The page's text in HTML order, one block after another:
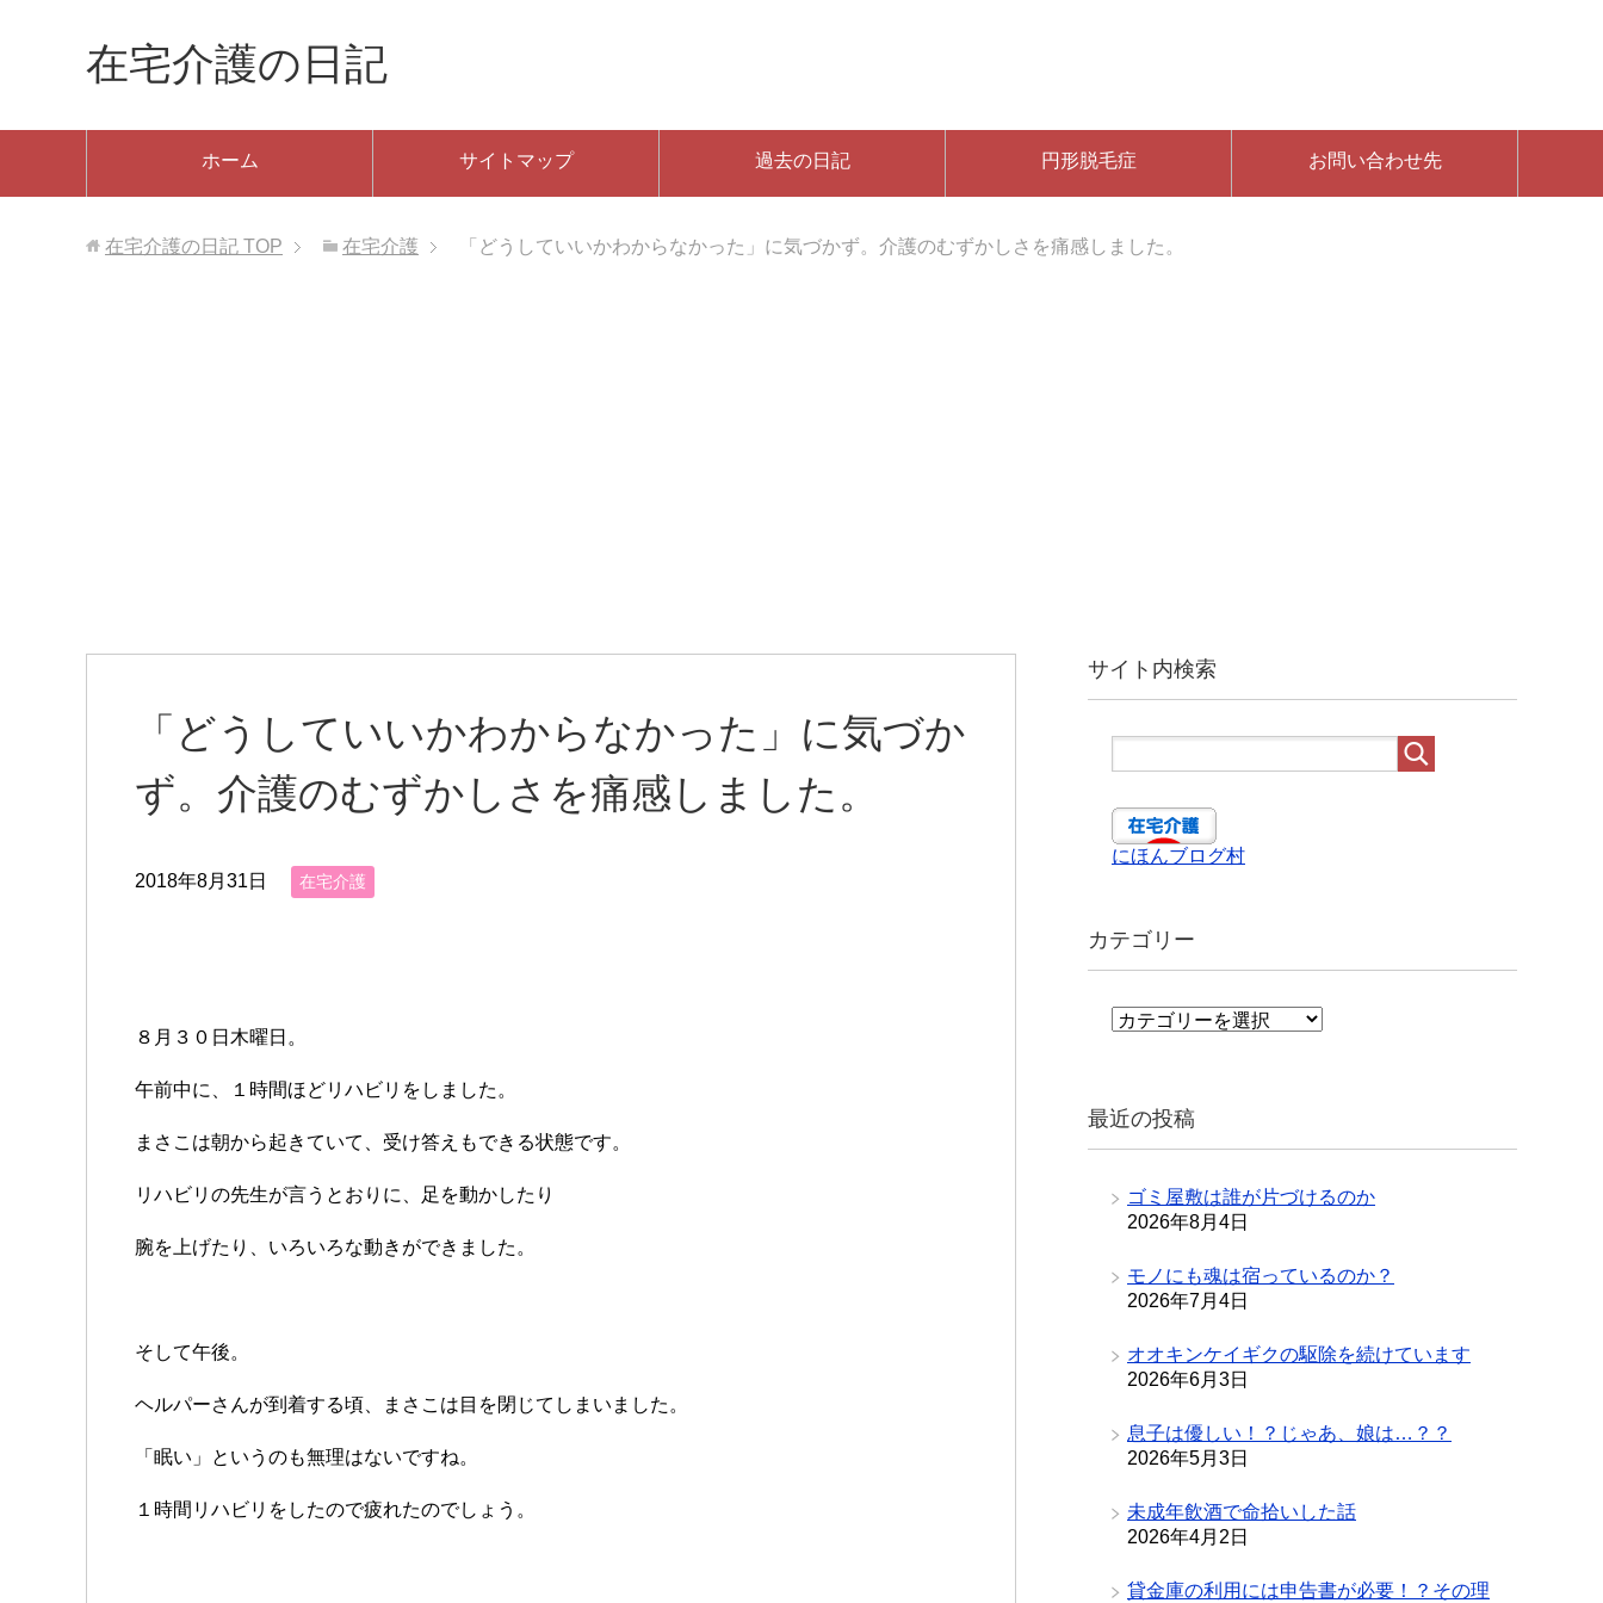
在宅介護の日記
ホーム サイトマップ 過去の日記 円形脱毛症 お問い合わせ先
在宅介護の日記 TOP 在宅介護 「どうしていいかわからなかった」に気づかず。介護のむずかしさを痛感しました。
「どうしていいかわからなかった」に気づか
ず。介護のむずかしさを痛感しました。
2018年8月31日 在宅介護
８月３０日木曜日。
午前中に、１時間ほどリハビリをしました。
まさこは朝から起きていて、受け答えもできる状態です。
リハビリの先生が言うとおりに、足を動かしたり
腕を上げたり、いろいろな動きができました。
そして午後。
ヘルパーさんが到着する頃、まさこは目を閉じてしまいました。
「眠い」というのも無理はないですね。
１時間リハビリをしたので疲れたのでしょう。
サイト内検索
にほんブログ村
カテゴリー
カ
ー
最近の投稿
ゴミ屋敷は誰が片づけるのか
2026年8月4日
モノにも魂は宿っているのか？
2026年7月4日
オオキンケイギクの駆除を続けています
2026年6月3日
息子は優しい！？じゃあ、娘は…？？
2026年5月3日
未成年飲酒で命拾いした話
2026年4月2日
貸金庫の利用には申告書が必要！？その理